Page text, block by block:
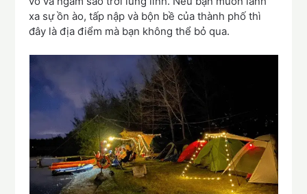
xa sự ồn ào, tấp nập và bộn bề của thành phố thì
đây là địa điểm mà bạn không thể bỏ qua.